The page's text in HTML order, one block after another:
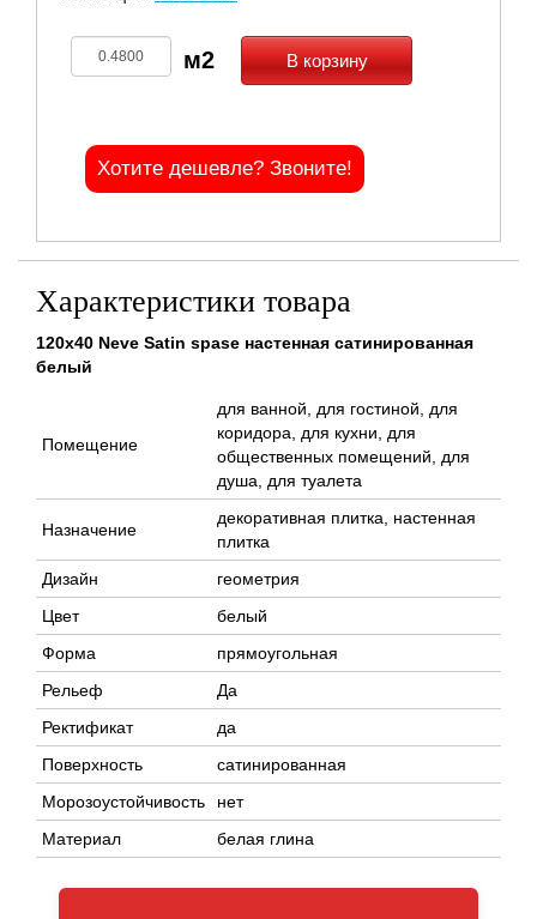
В корзину
Хотите дешевле? Звоните!
Характеристики товара
120x40 Neve Satin spase настенная сатинированная
белый
Помещение
для ванной, для гостиной, для
коридора, для кухни, для
общественных помещений, для
душа, для туалета
Назначение
декоративная плитка, настенная
плитка
Дизайн
геометрия
Цвет
белый
Форма
прямоугольная
Рельеф
Да
Ректификат
да
Поверхность
сатинированная
Морозоустойчивость
нет
Материал
белая глина